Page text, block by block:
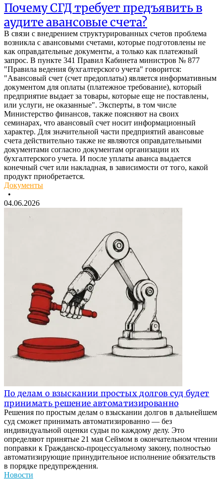
Почему СГД требует предъявить в
аудите авансовые счета?
В связи с внедрением структурированных счетов проблема
возникла с авансовыми счетами, которые подготовлены не
как оправдательные документы, а только как платежный
запрос. В пункте 341 Правил Кабинета министров № 877
"Правила ведения бухгалтерского учета" говорится:
"Авансовый счет (счет предоплаты) является информативным
документом для оплаты (платежное требование), который
предприятие выдает за товары, которые еще не поставлены,
или услуги, не оказанные". Эксперты, в том числе
Министерство финансов, также поясняют на своих
семинарах, что авансовый счет носит информационный
характер. Для значительной части предприятий авансовые
счета действительно также не являются оправдательными
документами согласно документам организации их
бухгалтерского учета. И после уплаты аванса выдается
конечный счет или накладная, в зависимости от того, какой
продукт приобретается.
Документы
•
04.06.2026
По делам о взыскании простых долгов суд будет
принимать решение автоматизированно
Решения по простым делам о взыскании долгов в дальнейшем
суд сможет принимать автоматизированно — без
индивидуальной оценки судьи по каждому делу. Это
определяют принятые 21 мая Сеймом в окончательном чтении
поправки к Гражданско-процессуальному закону, полностью
автоматизирующие принудительное исполнение обязательств
в порядке предупреждения.
Новости